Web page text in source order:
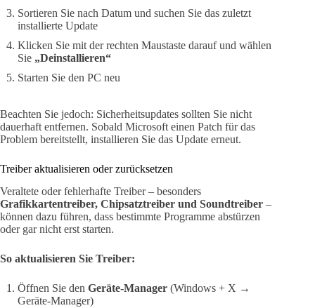
Sortieren Sie nach Datum und suchen Sie das zuletzt
installierte Update
Klicken Sie mit der rechten Maustaste darauf und wählen
Sie „Deinstallieren“
Starten Sie den PC neu
Beachten Sie jedoch: Sicherheitsupdates sollten Sie nicht
dauerhaft entfernen. Sobald Microsoft einen Patch für das
Problem bereitstellt, installieren Sie das Update erneut.
Treiber aktualisieren oder zurücksetzen
Veraltete oder fehlerhafte Treiber – besonders
Grafikkartentreiber, Chipsatztreiber und Soundtreiber –
können dazu führen, dass bestimmte Programme abstürzen
oder gar nicht erst starten.
So aktualisieren Sie Treiber:
Öffnen Sie den Geräte-Manager (Windows + X →
Geräte-Manager)